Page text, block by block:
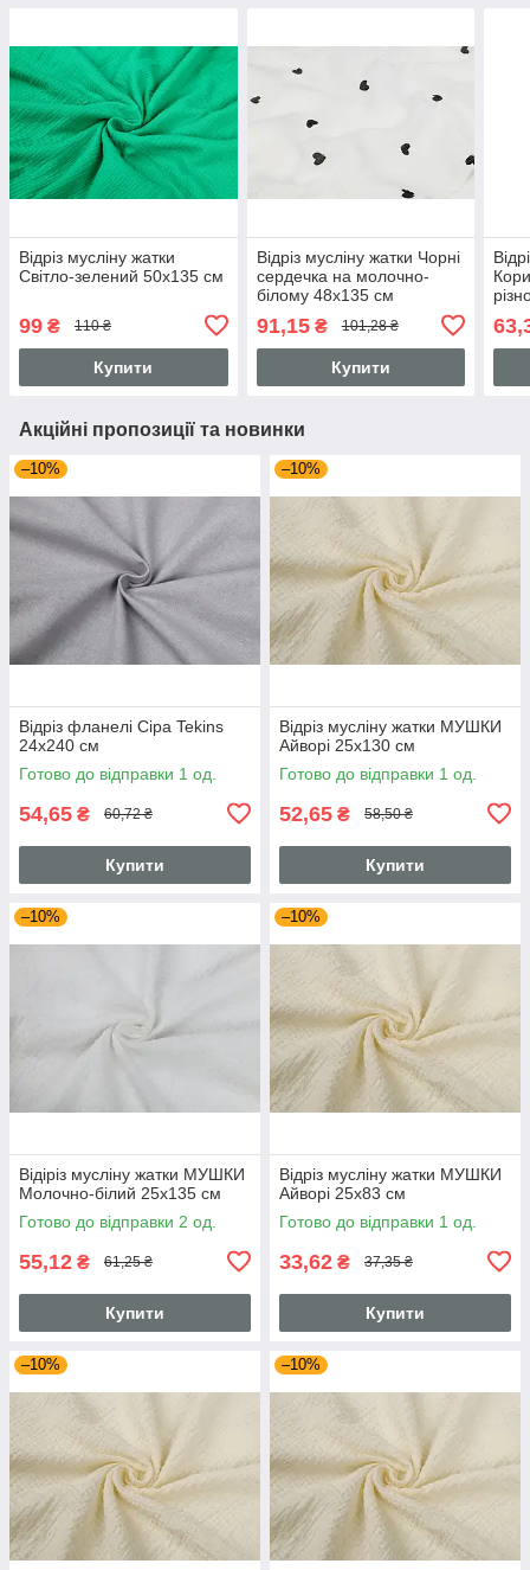
Відріз мусліну жатки
Світло-зелений 50х135 см
99 ₴ 110 ₴
Купити
Відріз мусліну жатки Чорні
сердечка на молочно-
білому 48х135 см
91,15₴ 101,28 ₴
Купити
Акційні пропозиції та новинки
–10%
Відріз фланелі Сіра Tekins
24х240 см
Готово до відправки 1 од.
54,65 ₴ 60,72 ₴
Купити
–10%
Відріз мусліну жатки МУШКИ
Айворі 25х130 см
Готово до відправки 1 од.
52,65 ₴ 58,50 ₴
Купити
–10%
Відіріз мусліну жатки МУШКИ
Молочно-білий 25х135 см
Готово до відправки 2 од.
55,12 ₴ 61,25 ₴
Купити
–10%
Відріз мусліну жатки МУШКИ
Айворі 25х83 см
Готово до відправки 1 од.
33,62 ₴ 37,35 ₴
Купити
–10% –10%